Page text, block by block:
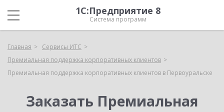
1С:Предприятие 8
Система программ
Главная
Сервисы ИТС
Премиальная поддержка корпоративных клиентов
Премиальная поддержка корпоративных клиентов в Первоуральске
Заказать Премиальная